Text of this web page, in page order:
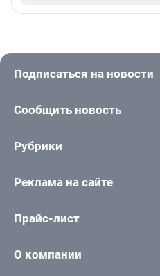
Подписаться на новости
Сообщить новость
Рубрики
Реклама на сайте
Прайс-лист
О компании